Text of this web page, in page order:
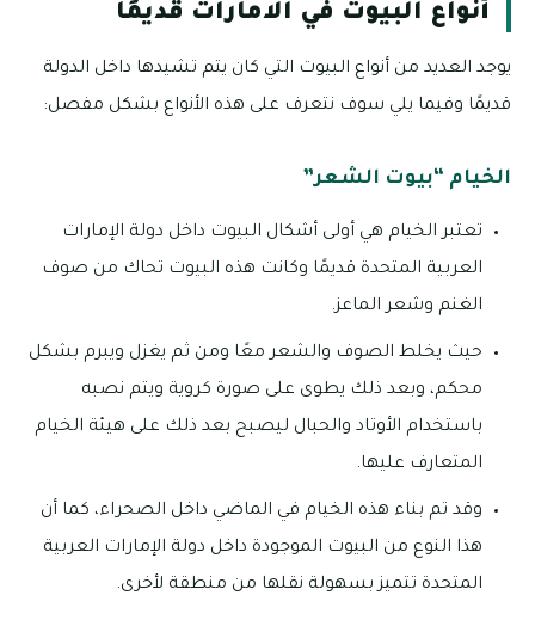
أنواع البيوت في الامارات قديمًا
يوجد العديد من أنواع البيوت التي كان يتم تشيدها داخل الدولة
قديمًا وفيما يلي سوف نتعرف على هذه الأنواع بشكل مفصل:
الخيام “بيوت الشعر”
تعتبر الخيام هي أولى أشكال البيوت داخل دولة الإمارات
العربية المتحدة قديمًا وكانت هذه البيوت تحاك من صوف
الغنم وشعر الماعز.
حيث يخلط الصوف والشعر معًا ومن ثم يغزل ويبرم بشكل
محكم، وبعد ذلك يطوى على صورة كروية ويتم نصبه
باستخدام الأوتاد والحبال ليصبح بعد ذلك على هيئة الخيام
المتعارف عليها.
وقد تم بناء هذه الخيام في الماضي داخل الصحراء، كما أن
هذا النوع من البيوت الموجودة داخل دولة الإمارات العربية
المتحدة تتميز بسهولة نقلها من منطقة لأخرى.